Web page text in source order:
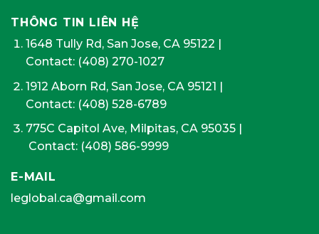
THÔNG TIN LIÊN HỆ
1648 Tully Rd, San Jose, CA 95122 |
Contact: (408) 270-1027
1912 Aborn Rd, San Jose, CA 95121 |
Contact: (408) 528-6789
775C Capitol Ave, Milpitas, CA 95035|
Contact: (408) 586-9999
E-MAIL
leglobal.ca@gmail.com